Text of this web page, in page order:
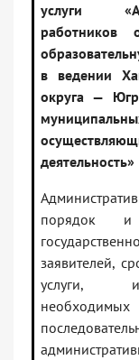
услуги
работников
в ведении
округа —
деятельность»
порядок и
заявителей,
услуги,